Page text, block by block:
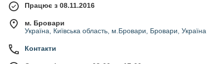
Працює з 08.11.2016
м. Бровари
Україна, Київська область, м.Бровари, Бровари, Україна
Контакти